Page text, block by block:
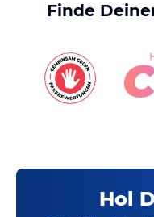
Finde
Hol